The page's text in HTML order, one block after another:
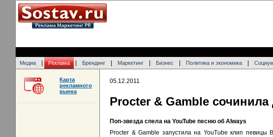
Медиа Реклама Брендинг Маркетинг Бизнес Политика и экономика Социум
05.12.2011
Procter & Gamble
Поп-звезда спела на YouTube песню об Always
Procter & Gamble запустила на YouTube клип
Карта
рекламного
рынка